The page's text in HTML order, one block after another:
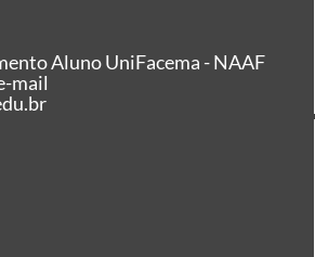
Aluno UniFacema - NAAF
mail